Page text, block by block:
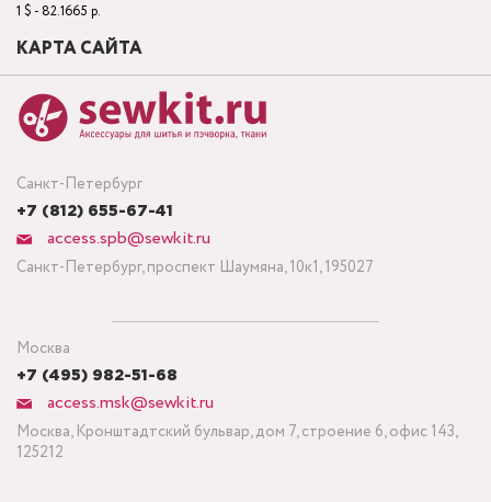
Санкт-Петербург
+7 (812) 655-67-41
access.spb@sewkit.ru
Санкт-Петербург, проспект Шаумяна, 10к1, 195027
Москва
+7 (495) 982-51-68
access.msk@sewkit.ru
Москва, Кронштадтский бульвар, дом 7, строение 6, офис 143,
125212
1 $ - 82.1665 р.
КАРТА САЙТА